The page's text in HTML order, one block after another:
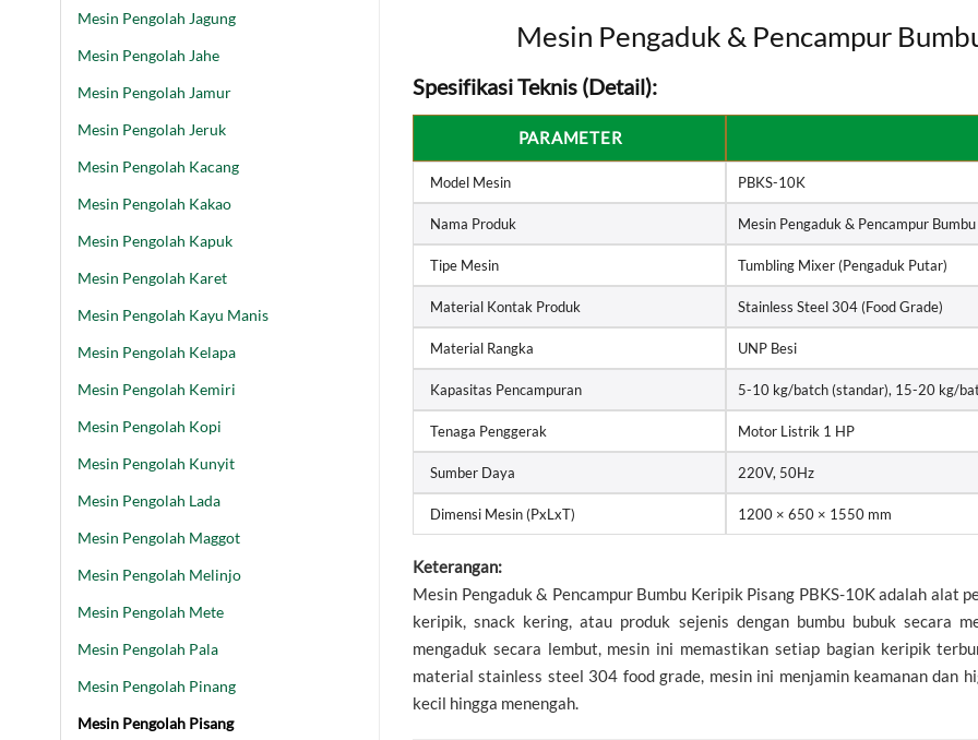
Mesin Pengolah Jagung
Mesin Pengolah Jahe
Mesin Pengolah Jamur
Mesin Pengolah Jeruk
Mesin Pengolah Kacang
Mesin Pengolah Kakao
Mesin Pengolah Kapuk
Mesin Pengolah Karet
Mesin Pengolah Kayu Manis
Mesin Pengolah Kelapa
Mesin Pengolah Kemiri
Mesin Pengolah Kopi
Mesin Pengolah Kunyit
Mesin Pengolah Lada
Mesin Pengolah Maggot
Mesin Pengolah Melinjo
Mesin Pengolah Mete
Mesin Pengolah Pala
Mesin Pengolah Pinang
Mesin Pengolah Pisang
Mesin Pengaduk & Pencampur
Spesifikasi Teknis (Detail):
PARAMETER
Model Mesin PBKS-10K
Nama Produk Mesin Pengaduk & Pencampur
Tipe Mesin Tumbling Mixer (Pengaduk Putar)
Material Kontak Produk Stainless Steel 304 (Food Grade)
Material Rangka UNP Besi
Kapasitas Pencampuran 5-10 kg/batch (standar), 15-20 kg/
Tenaga Penggerak Motor Listrik 1 HP
Sumber Daya 220V, 50Hz
Dimensi Mesin (PxLxT) 1200 × 650 × 1550 mm
Keterangan:
Mesin Pengaduk & Pencampur Bumbu Keripik Pisang PBKS-10K adalah alat
keripik, snack kering, atau produk sejenis dengan bumbu bubuk secara
mengaduk secara lembut, mesin ini memastikan setiap bagian keripik
material stainless steel 304 food grade, mesin ini menjamin keamanan dan
kecil hingga menengah.